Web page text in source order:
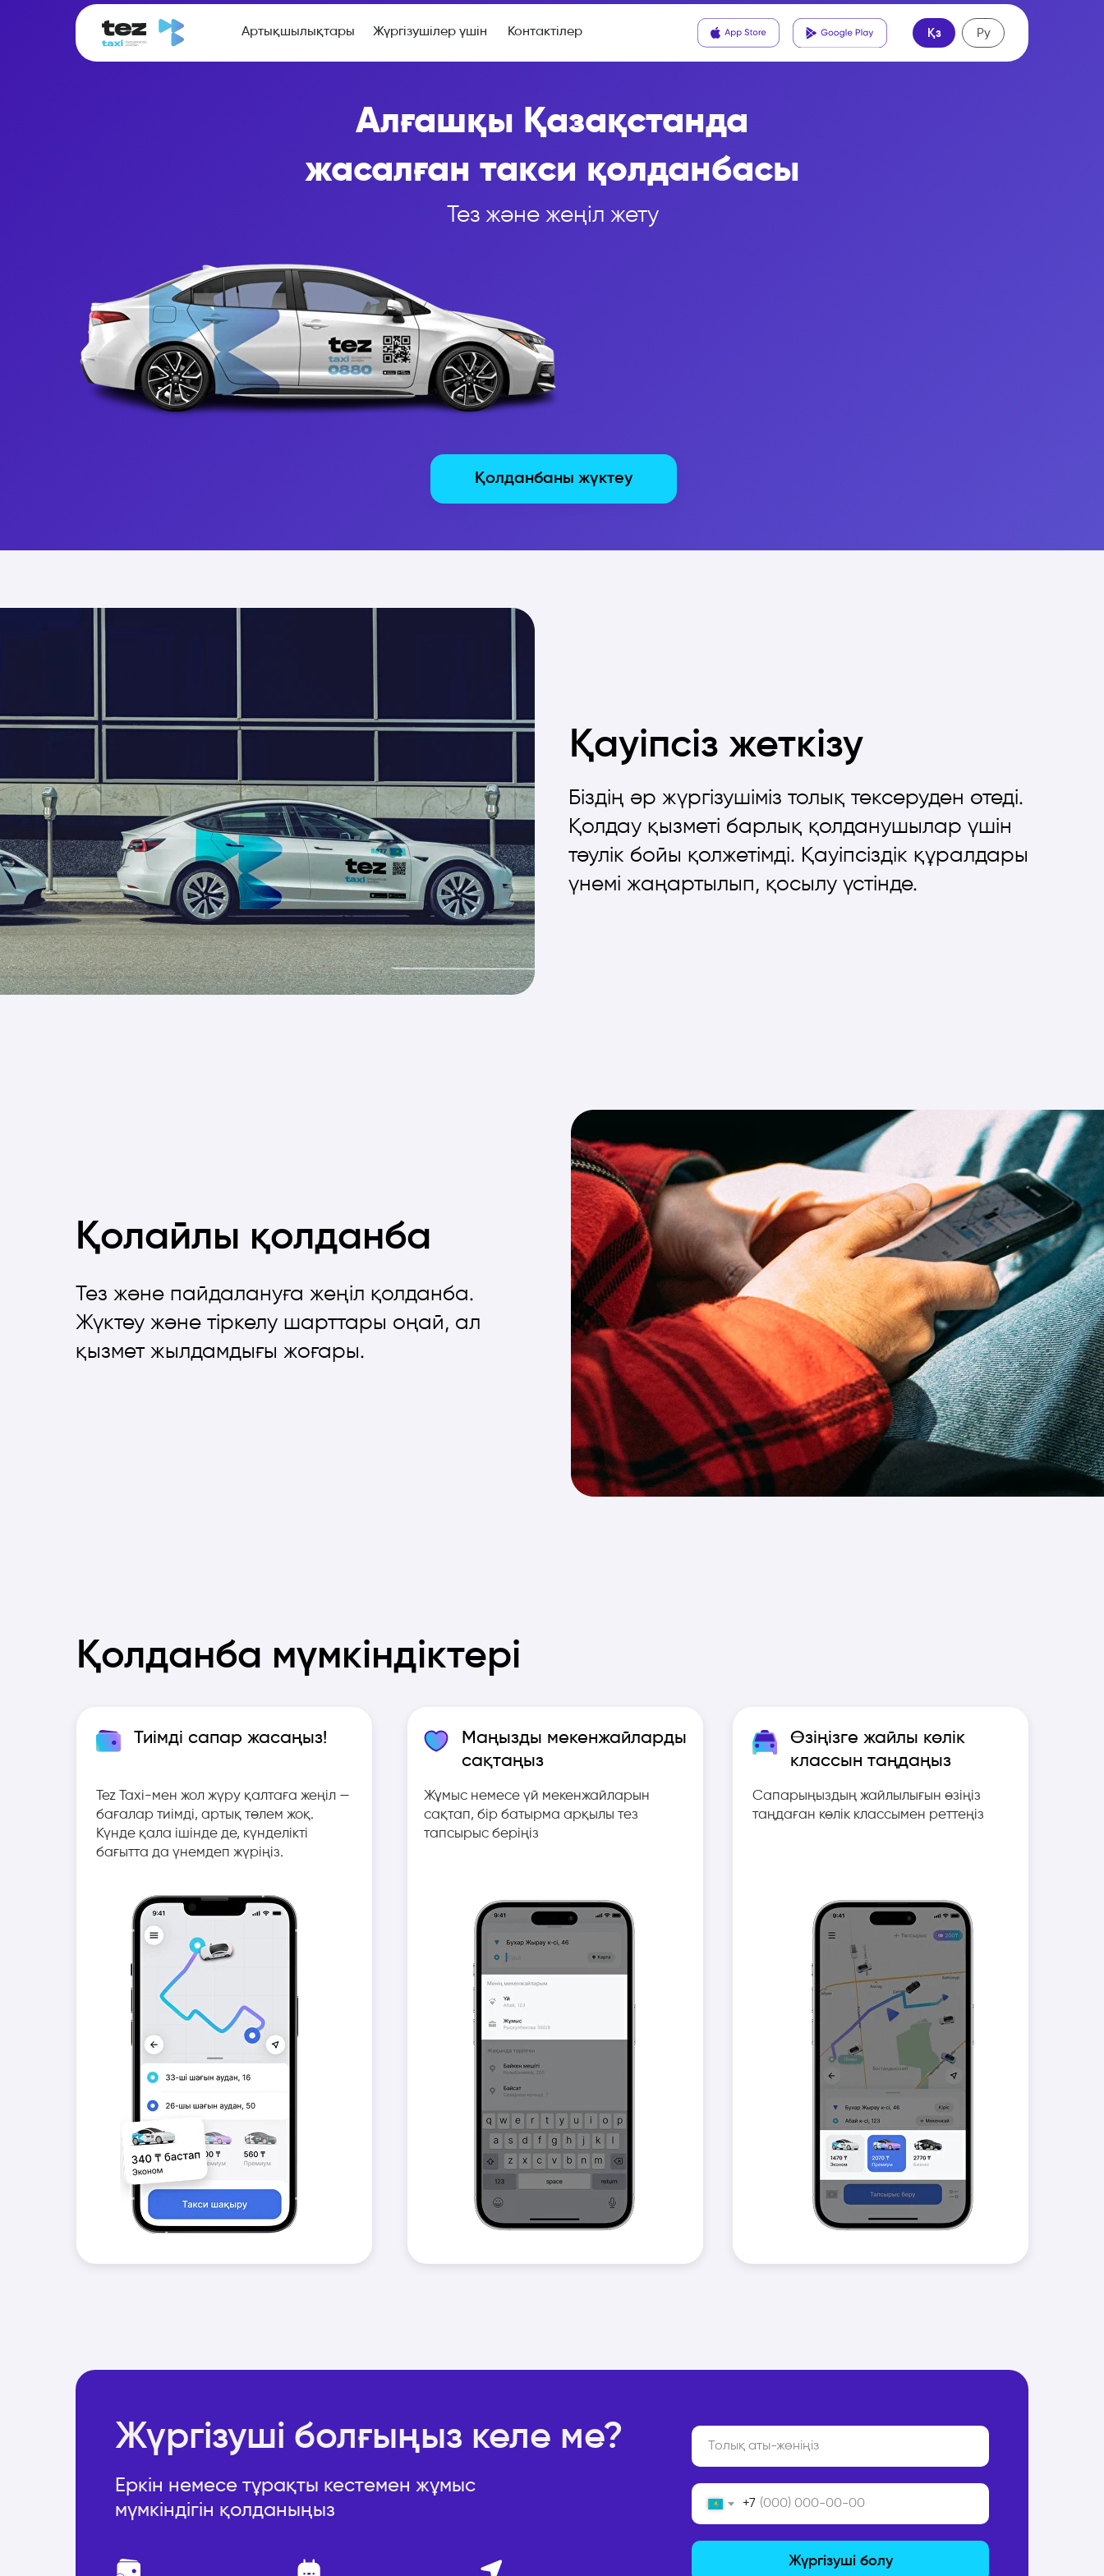
Артықшылықтары Контактілер
Жүргізушілер үшін Қз Ру
Алғашқы Қазақстанда
жасалған такси қолданбасы
Қолданбаны жүктеу
Тез және жеңіл жету
Қауіпсіз жеткізу
Біздің әр жүргізушіміз толық тексеруден өтеді.
Қолдау қызметі барлық қолданушылар үшін
тәулік бойы қолжетімді. Қауіпсіздік құралдары
үнемі жаңартылып, қосылу үстінде.
Қолайлы қолданба
Тез және пайдалануға жеңіл қолданба.
Жүктеу және тіркелу шарттары оңай, ал
қызмет жылдамдығы жоғары.
Қолданба мүмкіндіктері
Tez Taxi-мен жол жүру қалтаға жеңіл —
бағалар тиімді, артық төлем жоқ.
Күнде қала ішінде де, күнделікті
бағытта да үнемдеп жүріңіз.
Тиімді сапар жасаңыз!
Жұмыс немесе үй мекенжайларын
сақтап, бір батырма арқылы тез
тапсырыс беріңіз
Маңызды мекенжайларды
сақтаңыз
Сапарыңыздың жайлылығын өзіңіз
таңдаған көлік классымен реттеңіз
Өзіңізге жайлы көлік
классын таңдаңыз
Жүргізуші болғыңыз келе ме?
Еркін немесе тұрақты кестемен жұмыс
мүмкіндігін қолданыңыз
+7
Жүргізуші болу